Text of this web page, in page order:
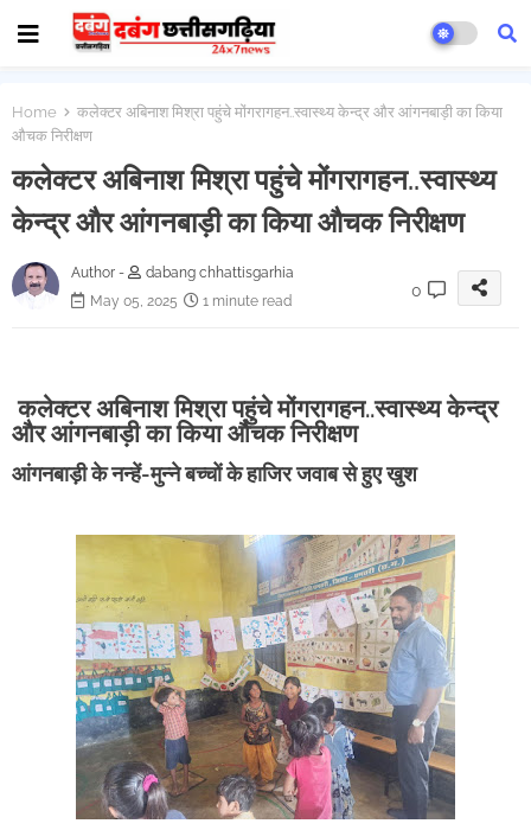
Home
कलेक्टर अबिनाश मिश्रा पहुंचे मोंगरागहन..स्वास्थ्य केन्द्र और आंगनबाड़ी का किया
औचक निरीक्षण
कलेक्टर अबिनाश मिश्रा पहुंचे मोंगरागहन..स्वास्थ्य
केन्द्र और आंगनबाड़ी का किया औचक निरीक्षण
Author -
dabang chhattisgarhia
May 05, 2025
1 minute read
0
कलेक्टर अबिनाश मिश्रा पहुंचे मोंगरागहन..स्वास्थ्य केन्द्र
और आंगनबाड़ी का किया औचक निरीक्षण
आंगनबाड़ी के नन्हें-मुन्ने बच्चों के हाजिर जवाब से हुए खुश